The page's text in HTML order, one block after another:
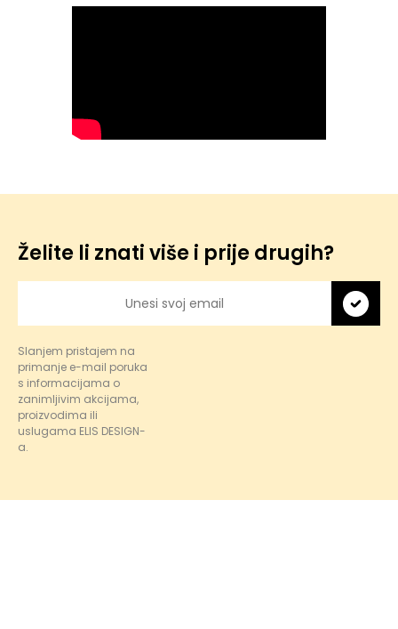
Želite li znati više i prije drugih?
Slanjem pristajem na
primanje e-mail poruka
s informacijama o
zanimljivim akcijama,
proizvodima ili
uslugama ELIS DESIGN-
a.